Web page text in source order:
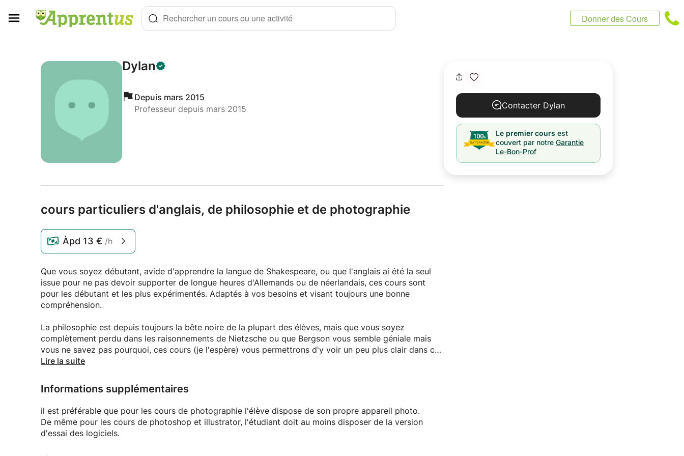
Rechercher un cours ou une activité Donner des Cours
Dylan
Depuis mars 2015
Professeur depuis mars 2015
cours particuliers d'anglais, de philosophie et de photographie
Àpd 13 € /h
Que vous soyez débutant, avide d'apprendre la langue de Shakespeare, ou que l'anglais ai été la seul
issue pour ne pas devoir supporter de longue heures d'Allemands ou de néerlandais, ces cours sont
pour les débutant et les plus expérimentés. Adaptés à vos besoins et visant toujours une bonne
compréhension.
La philosophie est depuis toujours la bête noire de la plupart des élèves, mais que vous soyez
complètement perdu dans les raisonnements de Nietzsche ou que Bergson vous semble géniale mais
vous ne savez pas pourquoi, ces cours (je l'espère) vous permettrons d'y voir un peu plus clair dans cet
océan d'idées plus abstraites les unes que les autres.
Photographe amateur voulant se lancer dans les méandres artistiques du mode "Manuel" de votre
appareil photo ou aspirant journaliste impatient de faire parler les images, c'est avec un immense plaisir
que je partage ma passion de la photographie et mon savoir en terme de communication social ! je suis
également disposé a vous enseigner les rudiments du post-traitement avec photoshop et illustrator
(Adobe).
Lire la suite
Informations supplémentaires
il est préférable que pour les cours de photographie l'élève dispose de son propre appareil photo.
De même pour les cours de photoshop et illustrator, l'étudiant doit au moins disposer de la version
d'essai des logiciels.
Contacter Dylan
Le premier cours est
couvert par notre Garantie
Le-Bon-Prof